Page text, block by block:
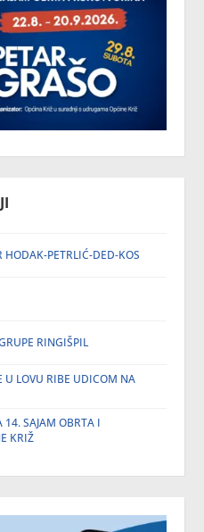
PETRLIĆ-DED-KOS
RINGIŠPIL
U LOVU RIBE UDICOM NA
14. SAJAM OBRTA I
KRIŽ